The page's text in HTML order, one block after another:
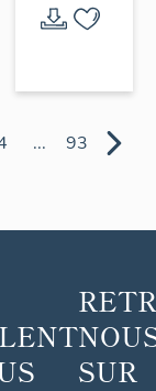
... 93
SUR